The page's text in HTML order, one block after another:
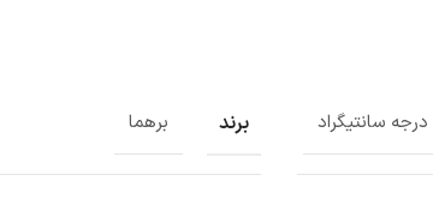
برند برهما